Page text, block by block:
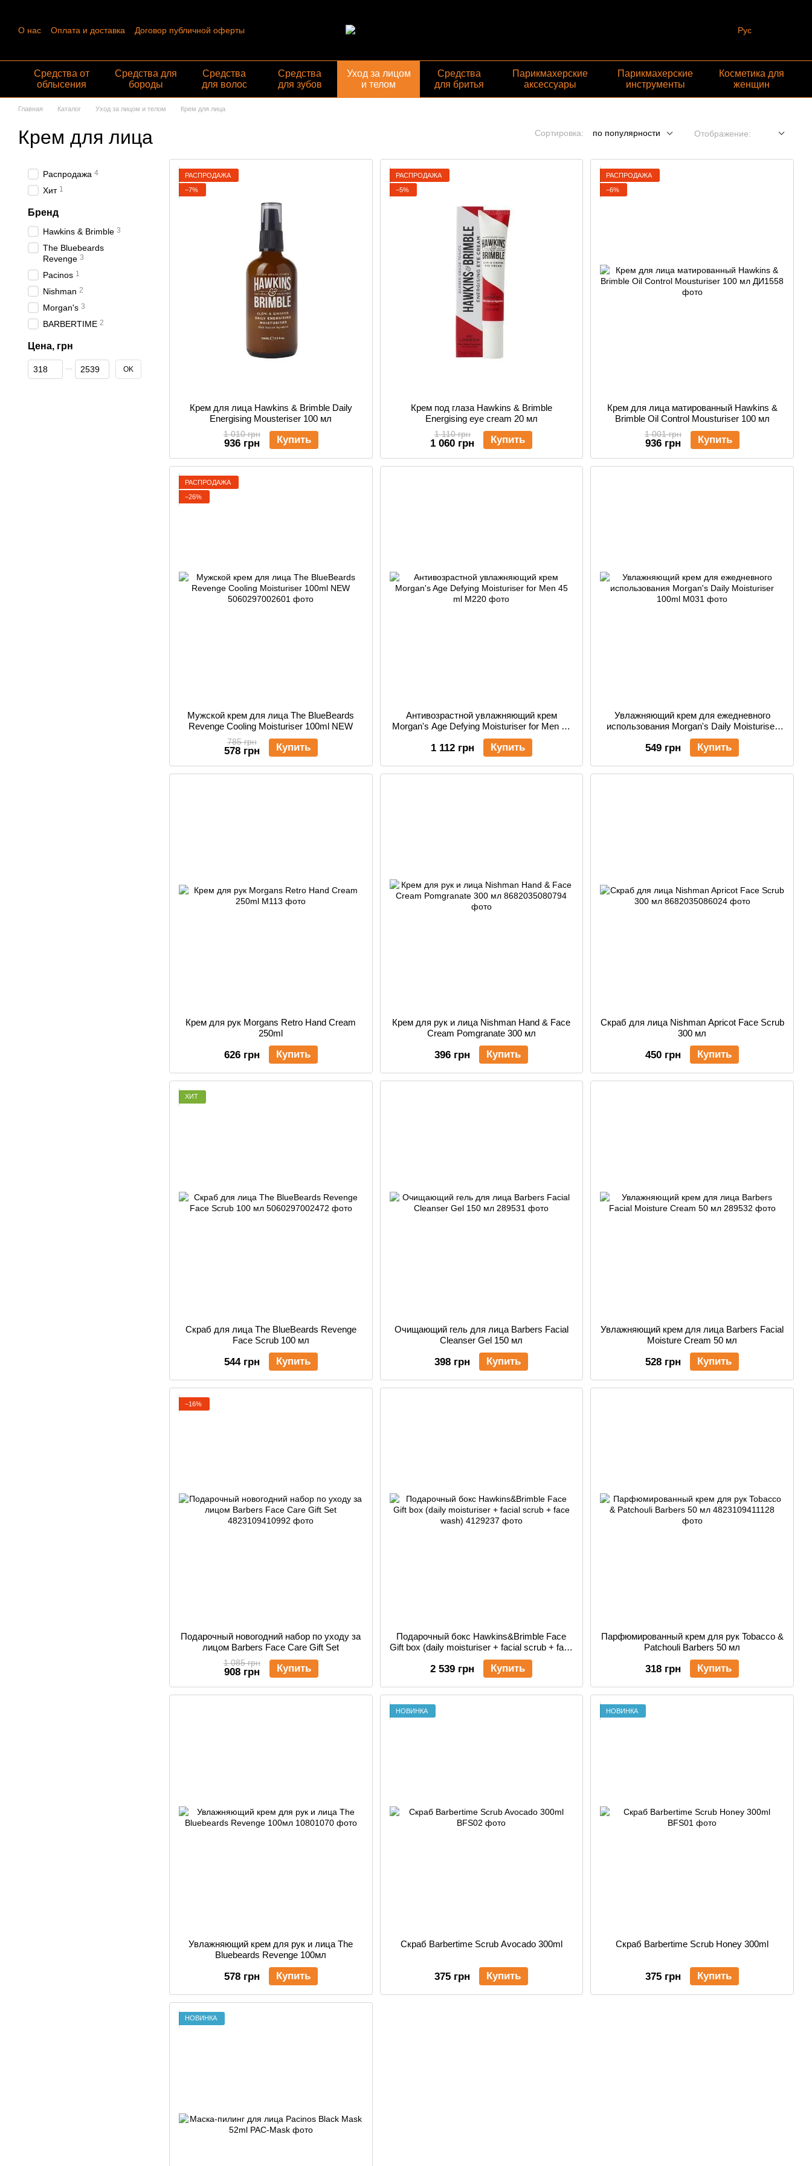
О нас Оплата и доставка
Договор публичной оферты
Рус
Средства от
облысения
Средства для
бороды
Средства
для волос
Средства
для зубов
Уход за лицом
и телом
Средства
для бритья
Парикмахерские
аксессуары
Парикмахерские
инструменты
Косметика для
женщин
Главная Каталог Уход за лицом и телом Крем для лица
Крем для лица Сортировка: по популярности Отображение:
РАСПРОДАЖА
−7%
Крем для лица Hawkins & Brimble Daily
Energising Mousteriser 100 мл
1 010 грн
936 грн Купить
РАСПРОДАЖА
−5%
Крем под глаза Hawkins & Brimble
Energising eye cream 20 мл
1 110 грн
1 060 грн Купить
РАСПРОДАЖА
−6%
Крем для лица матированный Hawkins &
Brimble Oil Control Mousturiser 100 мл
1 001 грн
936 грн Купить
РАСПРОДАЖА
−26%
Мужской крем для лица The BlueBeards
Revenge Cooling Moisturiser 100ml NEW
785 грн
578 грн Купить
Антивозрастной увлажняющий крем
Morgan's Age Defying Moisturiser for Men 45
ml
1 112 грн Купить
Увлажняющий крем для ежедневного
использования Morgan's Daily Moisturiser
100ml
549 грн Купить
Крем для рук Morgans Retro Hand Cream
250ml
626 грн Купить
Крем для рук и лица Nishman Hand & Face
Cream Pomgranate 300 мл
396 грн Купить
Скраб для лица Nishman Apricot Face Scrub
300 мл
450 грн Купить
ХИТ
Скраб для лица The BlueBeards Revenge
Face Scrub 100 мл
544 грн Купить
Очищающий гель для лица Barbers Facial
Cleanser Gel 150 мл
398 грн Купить
Увлажняющий крем для лица Barbers Facial
Moisture Cream 50 мл
528 грн Купить
−16%
Подарочный новогодний набор по уходу за
лицом Barbers Face Care Gift Set
1 085 грн
908 грн Купить
Подарочный бокс Hawkins&Brimble Face
Gift box (daily moisturiser + facial scrub + face
wash)
2 539 грн Купить
Парфюмированный крем для рук Tobacco &
Patchouli Barbers 50 мл
318 грн Купить
Увлажняющий крем для рук и лица The
Bluebeards Revenge 100мл
578 грн Купить
НОВИНКА
Скраб Barbertime Scrub Avocado 300ml
375 грн Купить
НОВИНКА
Скраб Barbertime Scrub Honey 300ml
375 грн Купить
НОВИНКА
Распродажа 4
Хит 1
Бренд
Hawkins & Brimble 3
The Bluebeards
Revenge 3
Pacinos 1
Nishman 2
Morgan's 3
BARBERTIME 2
Цена, грн
От Цена, грн
До Цена, грн OK